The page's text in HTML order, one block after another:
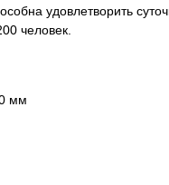
удовлетворить
человек.
мм​